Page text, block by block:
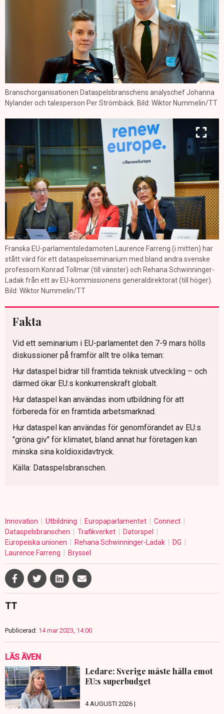
Branschorganisationen Dataspelsbranschens analyschef Johanna
Nylander och talesperson Per Strömbäck. Bild: Wiktor Nummelin/TT
Franska EU-parlamentsledamoten Laurence Farreng (i mitten) har
stått värd för ett dataspelsseminarium med bland andra svenske
professorn Konrad Tollmar (till vänster) och Rehana Schwinninger-
Ladak från ett av EU-kommissionens generaldirektorat (till höger).
Bild: Wiktor Nummelin/TT
Fakta
Vid ett seminarium i EU-parlamentet den 7-9 mars hölls
diskussioner på framför allt tre olika teman:
Hur dataspel bidrar till framtida teknisk utveckling – och
därmed ökar EU:s konkurrenskraft globalt.
Hur dataspel kan användas inom utbildning för att
förbereda för en framtida arbetsmarknad.
Hur dataspel kan användas för genomförandet av EU:s
"gröna giv" för klimatet, bland annat hur företagen kan
minska sina koldioxidavtryck.
Källa: Dataspelsbranschen.
Innovation Utbildning Europaparlamentet
Connect
Dataspelsbranschen
Trafikverket
Datorspel
Europeiska unionen
Rehana Schwinninger-Ladak
DG
Laurence Farreng
Bryssel
TT
Publicerad: 14 mar 2023, 14:00
LÄS ÄVEN
Ledare: Sverige måste hålla emot
EU:s superbudget
4 AUGUSTI 2026 |